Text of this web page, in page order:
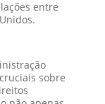
entre
sobre